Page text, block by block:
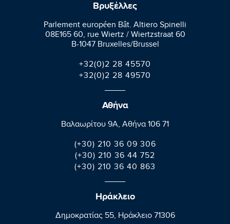
Βρυξέλλες
Parlement européen Bât. Altiero Spinelli
08E165 60, rue Wiertz / Wiertzstraat 60
B-1047 Bruxelles/Brussel
+32(0)2 28 45570
+32(0)2 28 49570
Αθήνα
Βαλαωρίτου 9A, Aθήνα 106 71
(+30) 210 36 09 306
(+30) 210 36 44 752
(+30) 210 36 40 863
Ηράκλειο
Δημοκρατίας 55, Ηράκλειο 71306